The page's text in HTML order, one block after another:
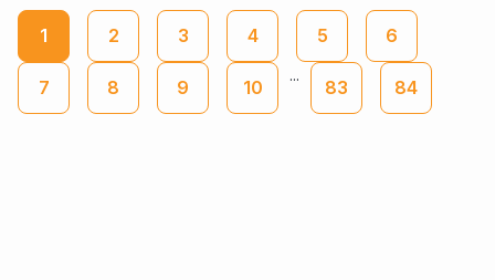
1 2 3 4 5 6
7 8 9 10
...
83 84